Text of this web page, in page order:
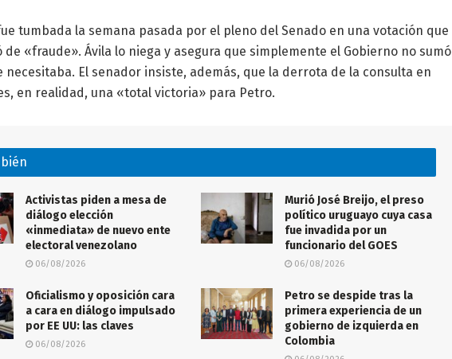
tumbada la semana pasada por el pleno del Senado en una votación que
de «fraude». Ávila lo niega y asegura que simplemente el Gobierno no sumó
necesitaba. El senador insiste, además, que la derrota de la consulta en
en realidad, una «total victoria» para Petro.
Activistas piden a mesa de
diálogo elección
«inmediata» de nuevo ente
electoral venezolano
06/08/2026
Murió José Breijo, el preso
político uruguayo cuya casa
fue invadida por un
funcionario del GOES
06/08/2026
Oficialismo y oposición cara
a cara en diálogo impulsado
por EE UU: las claves
06/08/2026
Petro se despide tras la
primera experiencia de un
gobierno de izquierda en
Colombia